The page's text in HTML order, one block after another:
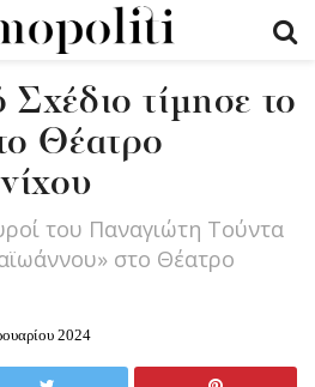
τίμησε το
Θέατρο
του Παναγιώτη Τούντα
στο Θέατρο
2024